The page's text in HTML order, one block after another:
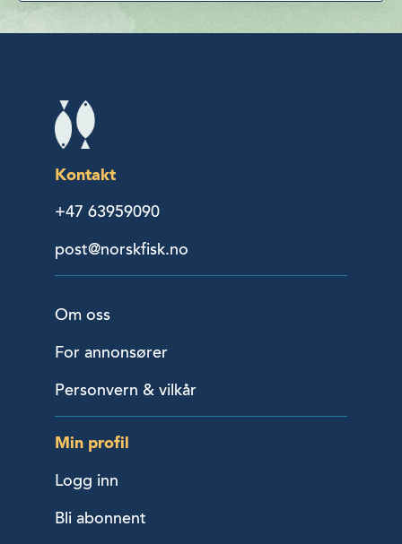
Kontakt
+47 63959090
post@norskfisk.no
Om oss
For annonsører
Personvern & vilkår
Min profil
Logg inn
Bli abonnent